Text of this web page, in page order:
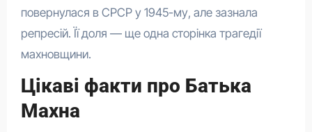
повернулася в СРСР у 1945-му, але зазнала
репресій. Її доля — ще одна сторінка трагедії
махновщини.
Цікаві факти про Батька
Махна